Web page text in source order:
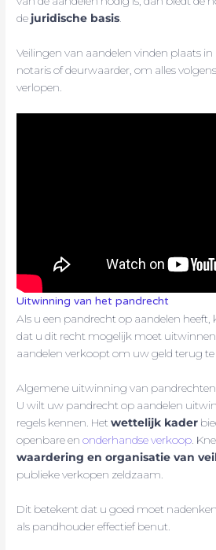
de juridische basis
Veilingen van aandelen vinden plaats
notaris of deurwaarder, om alles
verlopen.
Uitwinning van het pandrecht
Als u een pandrecht op aandelen
dat u dit recht mogelijk moet
aandelen verkoopt om uw geld terug te
Algemene uitwinning van pandrechten
U wilt uw pandrecht op aandelen
regels kennen. Hetwettelijk kader
openbare enonderhandse verkoop .
waardering en organisatie van
publieke verkopen zeldzaam.
Dit betekent dat u goed moet
als pandhouder effectief benut.